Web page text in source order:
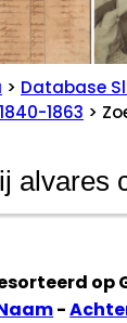
> Database
1863 >
op
-